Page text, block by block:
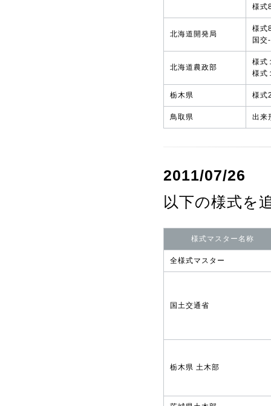
様式
北海道開発局
様式
国交
北海道農政部
様式
様式
栃木県 様式
鳥取県 出来
2011/07/26
以下の様式を
様式マスター名称
全様式マスター
国土交通省
栃木県 土木部